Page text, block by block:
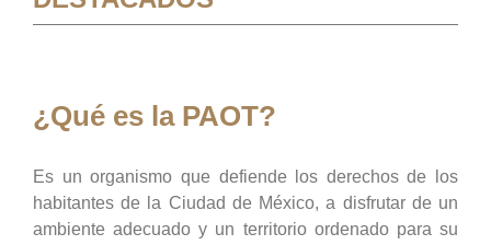
¿Qué es la PAOT?
Es un organismo que defiende los derechos de los
habitantes de la Ciudad de México, a disfrutar de un
ambiente adecuado y un territorio ordenado para su